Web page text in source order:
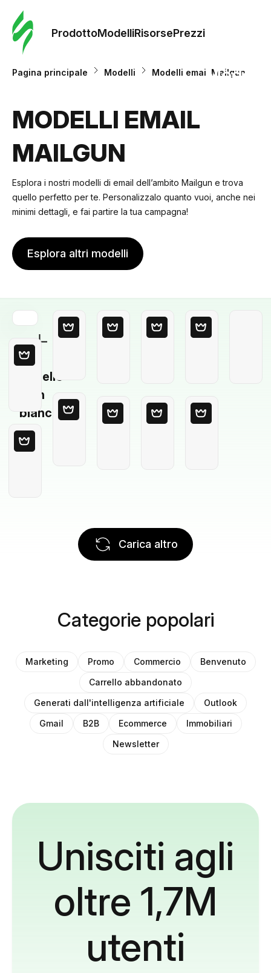
ProdottoModelliRisorsePrezzi
Modelli
Pagina principale Modelli Modelli email Mailgun
MODELLI EMAIL
MAILGUN
Esplora i nostri modelli di email dell’ambito Mailgun e trova
quello perfetto per te. Personalizzalo quanto vuoi, anche nei
minimi dettagli, e fai partire la tua campagna!
Esplora altri modelli
Modello
in
bianco
Carica altro
Categorie popolari
Marketing Promo Commercio
Benvenuto
Carrello abbandonato
Generati dall'intelligenza artificiale
Outlook
Gmail
B2B Ecommerce
Immobiliari
Newsletter
Unisciti agli
oltre 1,7M
utenti